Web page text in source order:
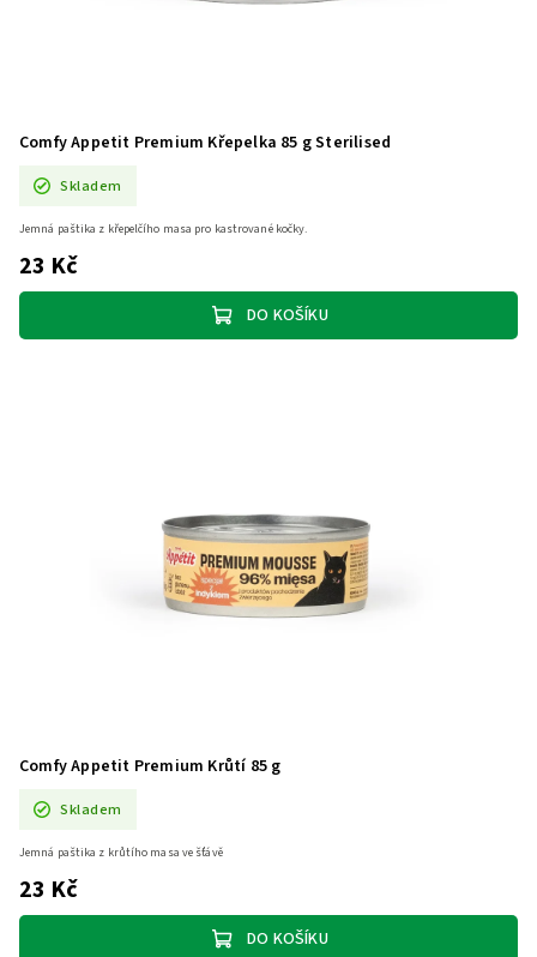
Comfy Appetit Premium Křepelka 85 g Sterilised
Skladem
23 Kč
DO KOŠÍKU
Jemná paštika z křepelčího masa pro kastrované kočky.
Comfy Appetit Premium Krůtí 85 g
Skladem
23 Kč
DO KOŠÍKU
Jemná paštika z krůtího masa ve šťávě